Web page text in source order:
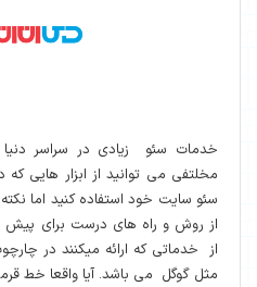
خدمات سئو زیادی در سراسر
مخلتفی می توانید از ابزار هایی که
سئو سایت خود استفاده کنید اما
از روش و راه های درست برای پیش
از خدماتی که ارائه میکنند در
مثل گوگل می باشد. آیا واقعا خط